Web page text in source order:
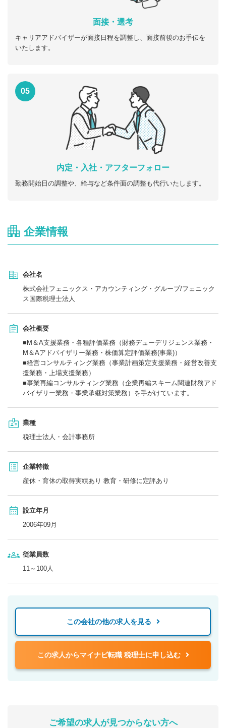
面接・選考
キャリアアドバイザーが面接日程を調整し、面接前後のお手伝を
いたします。
05
内定・入社・アフターフォロー
勤務開始日の調整や、給与など条件面の調整も代行いたします。
企業情報
会社名
株式会社フェニックス・アカウンティング・グループ/フェニック
ス国際税理士法人
会社概要
■M＆A支援業務・各種評価業務（財務デューデリジェンス業務・
M＆Aアドバイザリー業務・株価算定評価業務(事業)）
■経営コンサルティング業務（事業計画策定支援業務・経営改善支
援業務・上場支援業務）
■事業再編コンサルティング業務（企業再編スキーム関連財務アド
バイザリー業務・事業承継対策業務）を手がけています。
業種
税理士法人・会計事務所
企業特徴
産休・育休の取得実績あり 教育・研修に定評あり
設立年月
2006年09月
従業員数
11～100人
この会社の他の求人を見る
この求人からマイナビ転職 税理士に申し込む
ご希望の求人が見つからない方へ